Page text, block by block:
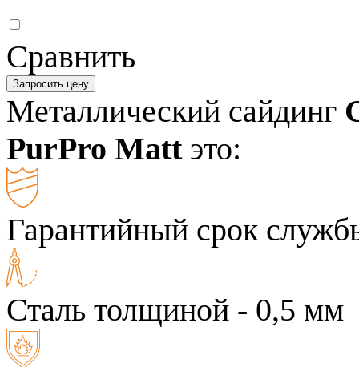
Сравнить
Запросить цену
Металлический сайдинг
PurPro Mattэто:
Гарантийный срок
Сталь толщиной - 0,5 мм